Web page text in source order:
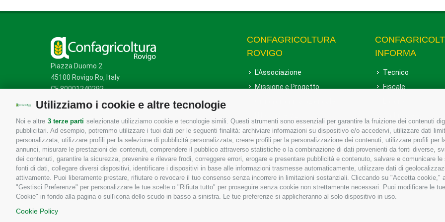
Utilizziamo i cookie e altre tecnologie
Noi e altre 3 terze parti selezionate utilizziamo cookie e tecnologie simili. Questi strumenti sono essenziali per garantire la fruizione dei contenuti
pubblicitari. Ad esempio, potremmo utilizzare i tuoi dati per le seguenti finalità: archiviare informazioni su dispositivo e/o accedervi, utilizzare dati
personalizzata, utilizzare profili per la selezione di pubblicità personalizzata, creare profili per la personalizzazione dei contenuti, utilizzare profili
annunci, misurare le prestazioni dei contenuti, comprendere il pubblico attraverso statistiche o la combinazione di dati provenienti da fonti diverse,
dei contenuti, garantire la sicurezza, prevenire e rilevare frodi, correggere errori, erogare e presentare pubblicità e contenuto, salvare e comunicare
fonti di dati, collegare diversi dispositivi, identificare i dispositivi in base alle informazioni trasmesse automaticamente, utilizzare dati di
attivamente. Puoi liberamente prestare, rifiutare o revocare il tuo consenso senza incorrere in limitazioni sostanziali. Cliccando su "Accetta
"Gestisci Preferenze" per personalizzare le tue scelte o "Rifiuta tutto" per proseguire senza cookie non strettamente necessari. Puoi modificare le
Cookie" in fondo alla pagina o sull'icona dello scudo in basso a sinistra. Le tue preferenze si applicheranno al solo dispositivo in uso.
Cookie Policy
Piazza Duomo 2
45100 Rovigo Ro, Italy
CF 80001240292
Mappa del sito/Privacy Policy /Cookie Policy
CONFAGRICOLTURA
ROVIGO
L'Associazione
Missione e Progetto
Uffici della Sede provinciale
Le Sedi di Zona
Agricoltori S.r.l.
Whistleblowing Confagricoltura
Rovigo e Agricoltori srl
INFORMA
Tecnico
Fiscale
Associazione